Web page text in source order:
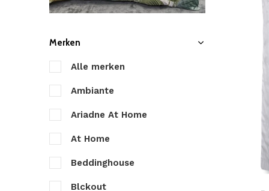
Merken
Alle merken
Ambiante
Ariadne At Home
At Home
Beddinghouse
Blckout